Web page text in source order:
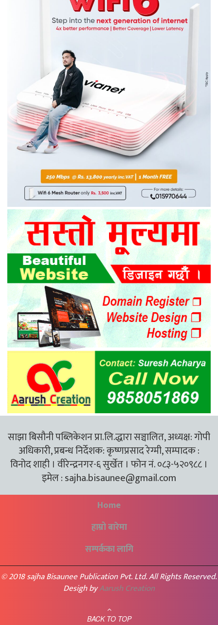
साझा बिसौनी पब्लिकेशन प्रा.लि.द्धारा सञ्चालित, अध्यक्ष: गोपी
अधिकारी, प्रबन्ध निर्देशक: कृष्णप्रसाद रेग्मी, सम्पादक :
विनोद शाही । वीरेन्द्रनगर-६ सुर्खेत । फोन नं. ०८३-५२०९८८ ।
इमेल :sajha.bisaunee@gmail.com
Home
हाम्रो बारेमा
सम्पर्कका लागि
© 2018 sajha Bisaunee Publication Pvt. Ltd. All Rights Reserved.
Desigh byAarush Creation
BACK TO TOP